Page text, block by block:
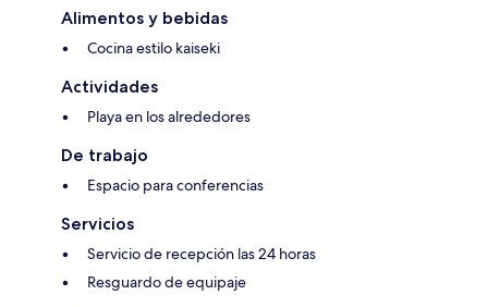
Alimentos y bebidas
Cocina estilo kaiseki
Actividades
Playa en los alrededores
De trabajo
Espacio para conferencias
Servicios
Servicio de recepción las 24 horas
Resguardo de equipaje